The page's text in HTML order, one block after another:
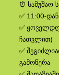
⏰ სამუშაო
✅ 11:00-
✅
ჩათვლით)
✅
გამოწერა